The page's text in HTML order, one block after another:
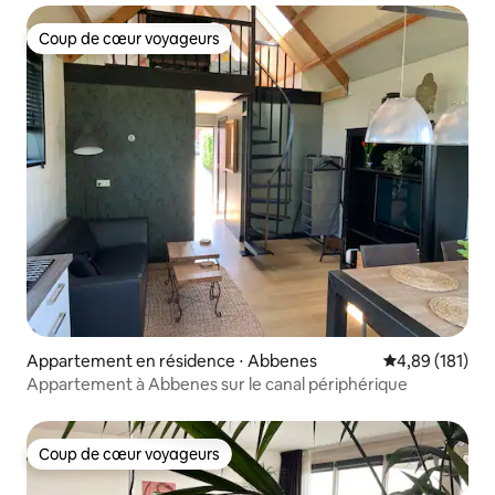
Coup de cœur voyageurs
Coup de cœur voyageurs
Appartement en résidence ⋅ Abbenes Évaluation
4,89 (181)
Appartement à Abbenes sur le canal périphérique
Coup de cœur voyageurs
Coup de cœur voyageurs